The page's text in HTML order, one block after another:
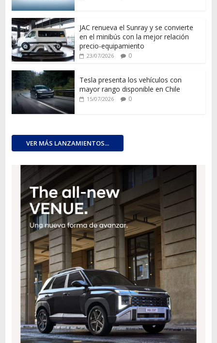
JAC renueva el Sunray y se convierte
en el minibús con la mejor relación
precio-equipamiento
23/07/2026 0
Tesla presenta los vehículos con
mayor rango disponible en Chile
15/07/2026 0
VER MÁS LANZAMIENTOS...